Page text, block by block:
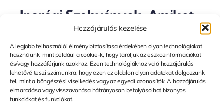
Hozzájárulás kezelése
A legjobb felhasználói élmény biztosítása érdekében olyan technológiákat
használunk, mint például a cookie-k, hogy tároljuk az eszközinformációkat
és/vagy hozzáférjünk azokhoz. Ezen technológiákhoz való hozzájárulás
lehetővé teszi számunkra, hogy ezen az oldalon olyan adatokat dolgozzunk
fel, mint a böngészési viselkedés vagy az egyedi azonosítók. A hozzájárulás
elmaradása vagy visszavonása hátrányosan befolyásolhat bizonyos
funkciókat és funkciókat.
Iparági Szabványok, Amiket
Vállalunk – Miért Számít A 30
Év Tapasztalat?
Tovább...